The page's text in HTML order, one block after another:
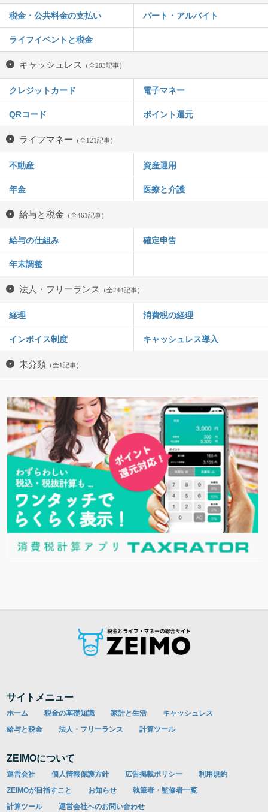
税金・公共料金の支払い パート・アルバイト
ライフイベントと税金
キャッシュレス （全283記事）
クレジットカード 電子マネー
QRコード ポイント還元
ライフマネー （全121記事）
不動産 資産運用
年金 医療と介護
給与と税金 （全461記事）
給与の仕組み 確定申告
年末調整
法人・フリーランス （全244記事）
経理 消費税の経理
インボイス制度 キャッシュレス導入
未分類 （全1記事）
サイトメニュー
ホーム 税金の基礎知識 家計と生活
キャッシュレス
給与と税金
法人・フリーランス 計算ツール
ZEIMOについて
運営会社 個人情報保護方針 広告掲載ポリシー
利用規約
ZEIMOが目指すこと
お知らせ
執筆者・監修者一覧
計算ツール
運営会社へのお問い合わせ